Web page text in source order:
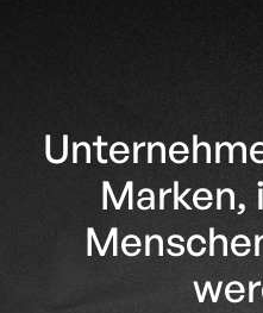
Marken,